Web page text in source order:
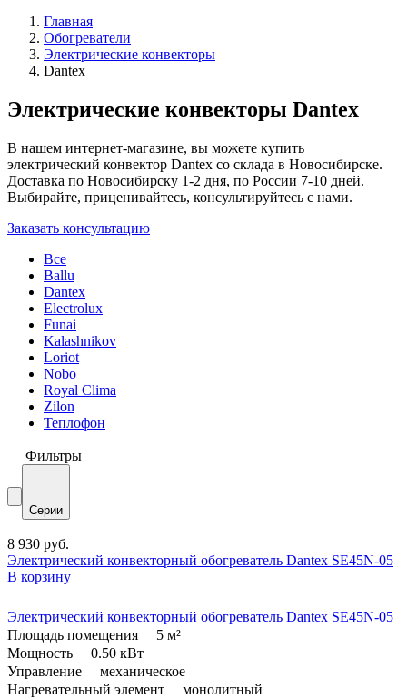
Главная
Обогреватели
Электрические конвекторы
Dantex
Электрические конвекторы Dantex
В нашем интернет-магазине, вы можете купить
электрический конвектор Dantex со склада в Новосибирске.
Доставка по Новосибирску 1-2 дня, по России 7-10 дней.
Выбирайте, приценивайтесь, консультируйтесь с нами.
Заказать консультацию
Все
Ballu
Dantex
Electrolux
Funai
Kalashnikov
Loriot
Nobo
Royal Clima
Zilon
Теплофон
Фильтры
Серии
8 930 руб.
Электрический конвекторный обогреватель Dantex SE45N-05
В корзину
Электрический конвекторный обогреватель Dantex SE45N-05
Площадь помещения
5 м²
Мощность
0.50 кВт
Управление
механическое
Нагревательный элемент
монолитный